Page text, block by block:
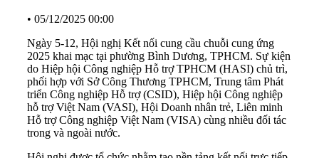
• 05/12/2025 00:00
Ngày 5-12, Hội nghị Kết nối cung cầu chuỗi cung ứng
2025 khai mạc tại phường Bình Dương, TPHCM. Sự kiện
do Hiệp hội Công nghiệp Hỗ trợ TPHCM (HASI) chủ trì,
phối hợp với Sở Công Thương TPHCM, Trung tâm Phát
triển Công nghiệp Hỗ trợ (CSID), Hiệp hội Công nghiệp
hỗ trợ Việt Nam (VASI), Hội Doanh nhân trẻ, Liên minh
Hỗ trợ Công nghiệp Việt Nam (VISA) cùng nhiều đối tác
trong và ngoài nước.